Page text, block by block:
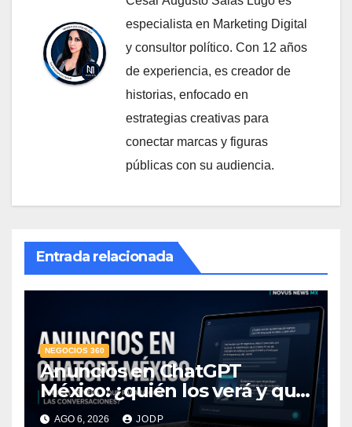
especialista en Marketing Digital
y consultor político. Con 12 años
de experiencia, es creador de
historias, enfocado en
estrategias creativas para
conectar marcas y figuras
públicas con su audiencia.
Entrada relacionada
NEGOCIOS 360
Anuncios en ChatGPT
México: ¿quién los verá y qué
pasará con las
AGO 6, 2026 JODP